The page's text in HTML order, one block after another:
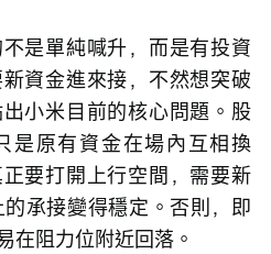
是單純喊升，而是有投資
資金進來接，不然想突破
小米目前的核心問題。股
是原有資金在場內互相換
要打開上行空間，需要新
承接變得穩定。否則，即
在阻力位附近回落。